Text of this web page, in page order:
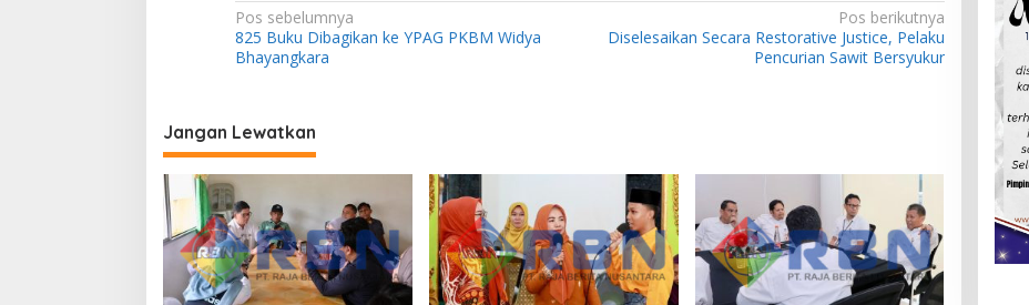
N
a
i
g
a
s
i
p
Pos sebelumnya
825 Buku Dibagikan ke YPAG PKBM Widya
Bhayangkara
Pos berikutnya
Diselesaikan Secara Restorative Justice, Pelaku
Pencurian Sawit Bersyukur
Jangan Lewatkan